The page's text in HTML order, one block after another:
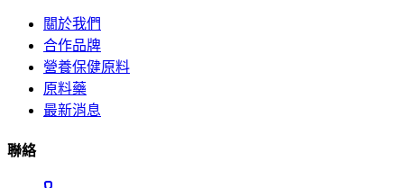
關於我們
合作品牌
營養保健原料
原料藥
最新消息
聯絡